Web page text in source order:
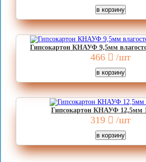
Гипсокартон КНАУФ 9,5мм
466 /шт
Гипсокартон КНАУФ 12,5мм
319 /шт